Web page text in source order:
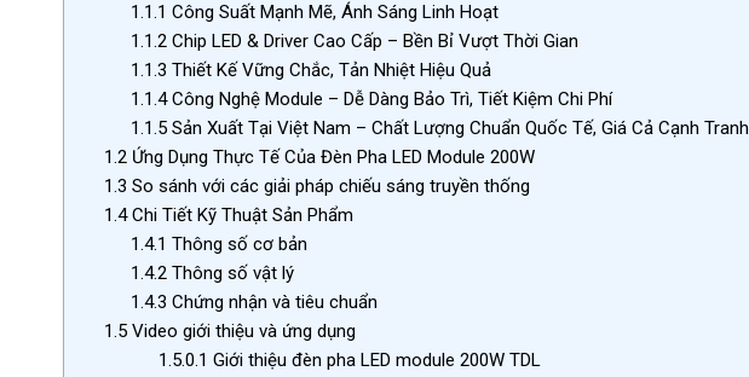
1.1.1 Công Suất Mạnh Mẽ, Ánh Sáng Linh Hoạt
1.1.2 Chip LED & Driver Cao Cấp – Bền Bỉ Vượt Thời Gian
1.1.3 Thiết Kế Vững Chắc, Tản Nhiệt Hiệu Quả
1.1.4Công Nghệ Module – Dễ Dàng Bảo Trì, Tiết Kiệm Chi Phí
1.1.5 Sản Xuất Tại Việt Nam – Chất Lượng Chuẩn Quốc Tế, Giá Cả Cạnh Tranh
1.2Ứng Dụng Thực Tế Của Đèn Pha LED Module 200W
1.3 So sánh với các giải pháp chiếu sáng truyền thống
1.4Chi Tiết Kỹ Thuật Sản Phẩm
1.4.1 Thông số cơ bản
1.4.2 Thông số vật lý
1.4.3 Chứng nhận và tiêu chuẩn
1.5Video giới thiệu và ứng dụng
1.5.0.1 Giới thiệu đèn pha LED module 200W TDL